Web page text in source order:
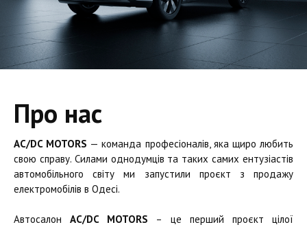
Про нас
AC/DC MOTORS — команда професіоналів, яка щиро любить
свою справу. Силами однодумців та таких самих ентузіастів
автомобільного світу ми запустили проєкт з продажу
електромобілів в Одесі.
АвтосалонAC/DC MOTORS – це перший проєкт цілої